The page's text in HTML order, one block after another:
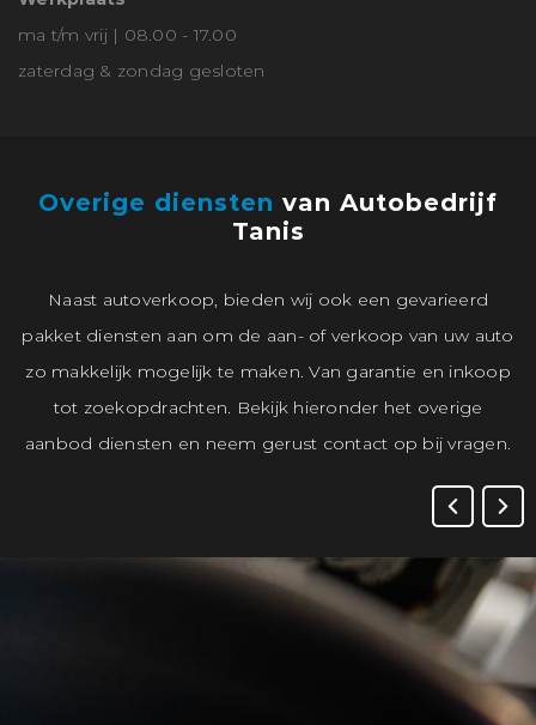
ma t/m vrij | 08.00 - 17.00
zaterdag & zondag gesloten
Overige diensten van Autobedrijf
Tanis
Naast autoverkoop, bieden wij ook een gevarieerd
pakket diensten aan om de aan- of verkoop van uw auto
zo makkelijk mogelijk te maken. Van garantie en inkoop
tot zoekopdrachten. Bekijk hieronder het overige
aanbod diensten en neem gerust contact op bij vragen.